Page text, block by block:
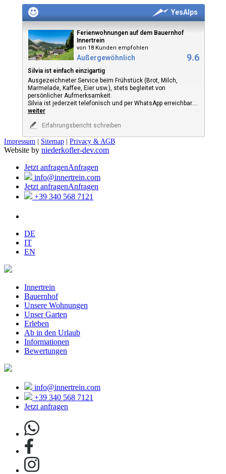
YesAlps
Ferienwohnungen auf dem Bauernhof
Innertrein
von 18 Kunden empfohlen
Außergewöhnlich 9.6
Silvia ist einfach einzigartig
Ausgezeichneter Service beim Frühstück (Brot, Milch,
Marmelade, Kaffee, Eier usw.), stets begleitet von
persönlicher Aufmerksamkeit.
Silvia ist jederzeit telefonisch und per WhatsApp erreichbar....
weiter
Erfahrungsbericht schreiben
Impressum | Sitemap | Privacy & AGB
Website by niederkofler-dev.com
Jetzt anfragenAnfragen
info@innertrein.com
Jetzt anfragenAnfragen
+39 340 568 7121
DE
IT
EN
Innertrein
Bauernhof
Unsere Wohnungen
Unser Garten
Erleben
Ab in den Urlaub
Informationen
Bewertungen
info@innertrein.com
+39 340 568 7121
Jetzt anfragen